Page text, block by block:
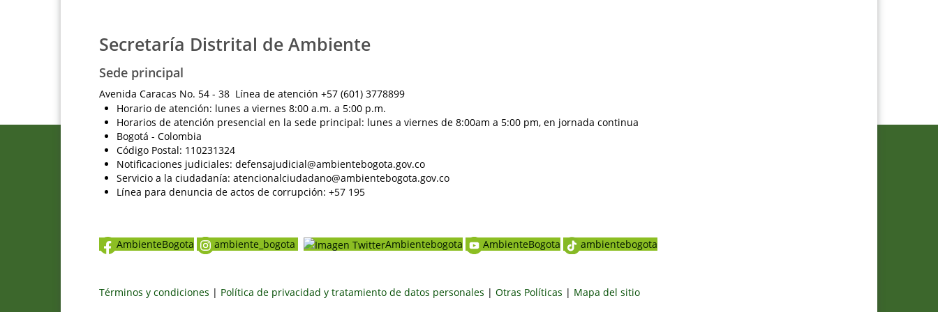
Secretaría Distrital de Ambiente
Sede principal
Avenida Caracas No. 54 - 38 Línea de atención +57 (601) 3778899
Horario de atención: lunes a viernes 8:00 a.m. a 5:00 p.m.
Horarios de atención presencial en la sede principal: lunes a viernes de 8:00am a 5:00 pm, en jornada continua
Bogotá - Colombia
Código Postal: 110231324
Notificaciones judiciales: defensajudicial@ambientebogota.gov.co
Servicio a la ciudadanía: atencionalciudadano@ambientebogota.gov.co
Línea para denuncia de actos de corrupción: +57 195
AmbienteBogota ambiente_bogota Ambientebogota AmbienteBogota ambientebogota
Términos y condiciones | Política de privacidad y tratamiento de datos personales | Otras Políticas | Mapa del sitio